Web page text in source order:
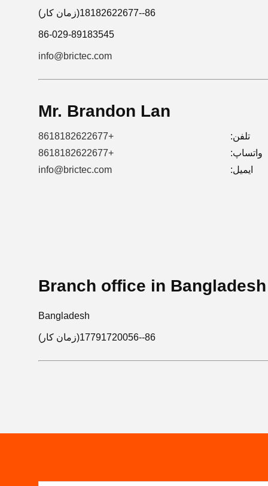
86--18182622677(زمان کار)
86-029-89183545
info@brictec.com
Mr. Brandon Lan
تلفن:
+8618182622677
واتساپ:
+8618182622677
ایمیل:
info@brictec.com
Branch office in Bangladesh
Bangladesh
86--17791720056(زمان کار)